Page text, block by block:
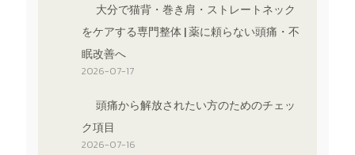
大分で猫背・巻き肩・ストレートネック
をケアする専門整体 | 薬に頼らない頭痛・不
眠改善へ
2026-07-17
頭痛から解放されたい方のためのチェッ
ク項目
2026-07-16